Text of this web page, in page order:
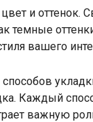
и оттенок.
вашего
Каждый
важную